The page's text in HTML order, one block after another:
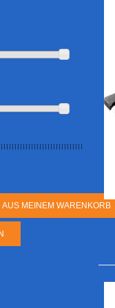
MEINEM WARENKORB